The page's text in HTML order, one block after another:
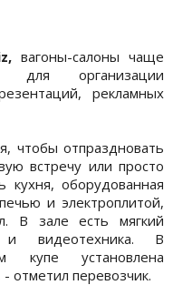
вагоны-салоны чаще
для организации
рекламных
чтобы отпраздновать
встречу или просто
кухня, оборудованная
и электроплитой,
В зале есть мягкий
и видеотехника. В
купе установлена
отметил перевозчик.